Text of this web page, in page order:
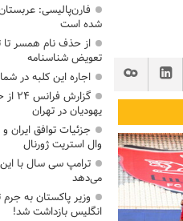
فارن‌پالیسی:
شده است
از حذف نام همسر تا
تعویض شناسنامه
اجاره این کلبه در شمال شبی ۸۱
یهودیان در تهران
جزئیات توافق ایران
وال استریت ژورنال
ترامپ سی سال با
می‌دهد
وزیر پاکستان به
انگلیس بازداشت شد!